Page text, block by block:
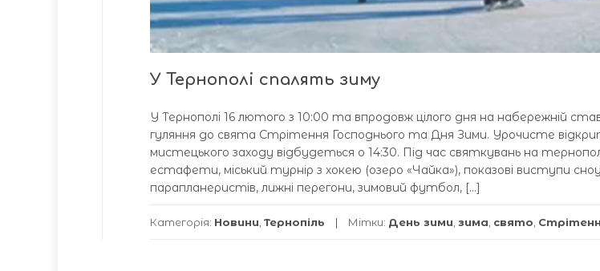
У Тернополі спалять зиму
У Тернополі 16 лютого з 10:00 та впродовж цілого дня на набережній
гуляння до свята Стрітення Господнього та Дня Зими. Урочисте
мистецького заходу відбудеться о 14:30. Під час святкувань на
естафети, міський турнір з хокею (озеро «Чайка»), показові виступи
парапланеристів, лижні перегони, зимовий футбол, […]
Категорія: Новини, Тернопіль Мітки: День зими, зима, свято,